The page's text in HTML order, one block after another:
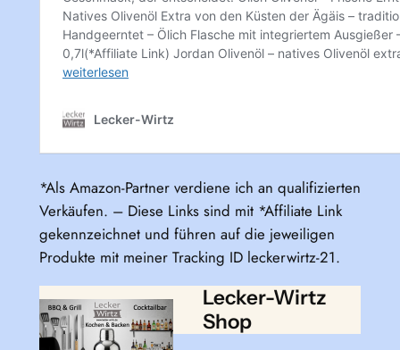
*Als Amazon-Partner verdiene ich an qualifizierten
Verkäufen. – Diese Links sind mit *Affiliate Link
gekennzeichnet und führen auf die jeweiligen
Produkte mit meiner Tracking ID leckerwirtz-21.
Lecker-Wirtz
Shop